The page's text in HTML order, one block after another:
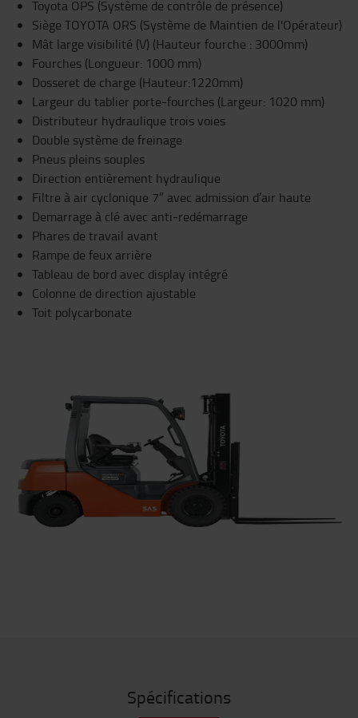
Toyota OPS (Système de contrôle de présence)
Siège TOYOTA ORS (Système de Maintien de l'Opérateur)
Mât large visibilité (V) (Hauteur fourche : 3000mm)
Fourches (Longueur: 1000 mm)
Dosseret de charge (Hauteur:1220mm)
Largeur du tablier porte-fourches (Largeur: 1020 mm)
Distributeur hydraulique trois voies
Double système de freinage
Pneus pleins souples
Direction entièrement hydraulique
Filtre à air cyclonique 7” avec admission d’air haute
Demarrage à clé avec anti-redémarrage
Phares de travail avant
Rampe de feux arrière
Tableau de bord avec display intégré
Colonne de direction ajustable
Toit polycarbonate
Spécifications